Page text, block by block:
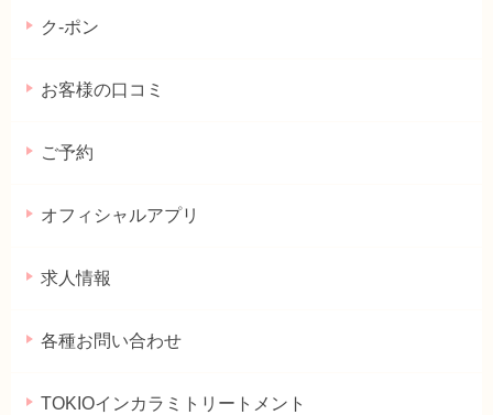
ク-ポン
お客様の口コミ
ご予約
オフィシャルアプリ
求人情報
各種お問い合わせ
TOKIOインカラミトリートメント